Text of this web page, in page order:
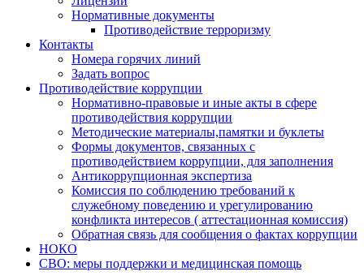
Нормативные документы
Противодействие терроризму
Контакты
Номера горячих линий
Задать вопрос
Противодействие коррупции
Нормативно-правовые и иные акты в сфере
противодействия коррупции
Методические материалы,памятки и буклеты
Формы документов, связанных с
противодействием коррупции, для заполнения
Антикоррупционная экспертиза
Комиссия по соблюдению требований к
служебному поведению и урегулированию
конфликта интересов ( аттестационная комиссия)
Обратная связь для сообщения о фактах коррупции
НОКО
СВО: меры поддержки и медицинская помощь